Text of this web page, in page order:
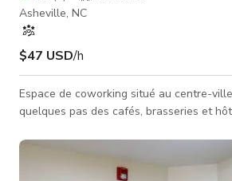
Asheville, NC
$47 USD/h
Espace de coworking situé au centre-
quelques pas des cafés, brasseries et